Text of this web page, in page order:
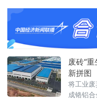
经济与
区科技
《人工
于8月1
OPC（
域的术语
废砖“
新拼图
将工业
成铬铝